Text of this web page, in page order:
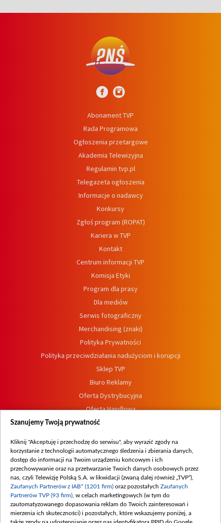
Abonament TVP
Rada Programowa
Ogłoszenia przetargowe
Akademia Telewizyjna
Regulamin tvp.pl
Telegazeta ogłoszenia
Informacje o nadawcy
Konkursy
Zgłoś program (ROPAT)
Kariera w TVP
Kontakt
Centrum informacji TVP
Komisja Etyki
Program dla prasy
Dla mediów
Serwis fotograficzny
Merchandising (znaki)
Polityka Prywatności
Polityka przeciwdziałania nadużyciom i korupcji
Sklep TVP
Biuro Reklamy
Oferta Dystrybucyjna
Oferta Handlowa
Dostępność
Procedura zgłoszeń wewnętrznych
Szanujemy Twoją prywatność
Kliknij "Akceptuję i przechodzę do serwisu", aby wyrazić zgody na
korzystanie z technologii automatycznego śledzenia i zbierania danych,
dostęp do informacji na Twoim urządzeniu końcowym i ich
przechowywanie oraz na przetwarzanie Twoich danych osobowych przez
nas, czyli Telewizję Polską S.A. w likwidacji (zwaną dalej również „TVP”),
Zaufanych Partnerów z IAB* (1201 firm) oraz pozostałych Zaufanych
Partnerów TVP (93 firm) , w celach marketingowych (w tym do
zautomatyzowanego dopasowania reklam do Twoich zainteresowań i
mierzenia ich skuteczności) i pozostałych, które wskazujemy poniżej, a